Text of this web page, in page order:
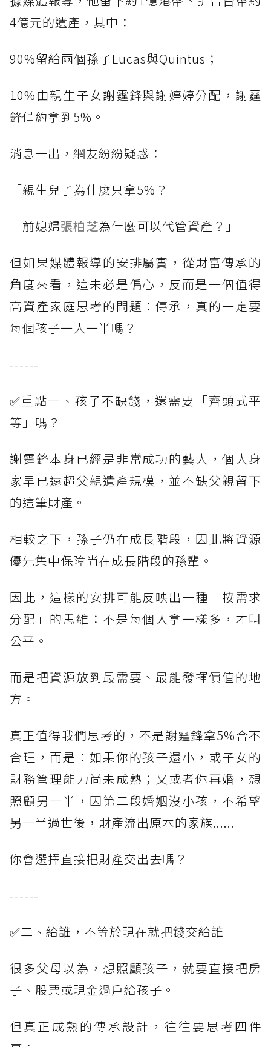
4億元的遺產，其中：
90%留給兩個孫子Lucas與Quintus；
10%由親生子女謝霆鋒與謝婷婷分配，謝霆
鋒僅約拿到5%。
消息一出，網友紛紛疑惑：
「親生兒子為什麼只拿5%？」
「前媳婦張柏芝為什麼可以代管資產？」
但如果媒體報導的安排屬實，從財富傳承的
角度來看，這未必是偏心，反而是一個值得
高資產家庭思考的問題：傳承，真的一定要
每個孩子一人一半嗎？
------
✅重點一、孩子不缺錢，還需要「齊頭式平
等」嗎？
謝霆鋒本身已經是非常成功的藝人，個人身
家早已遠超父親遺產規模，並不缺父親留下
的這筆財產。
相較之下，孫子仍在成長階段，因此將資源
優先集中保障尚在成長階段的孫輩。
因此，這樣的安排可能反映出一種「按需求
分配」的思維：不是每個人拿一樣多，才叫
公平。
而是把資源放到最需要、最能發揮價值的地
方。
真正值得我們思考的，不是謝霆鋒拿5%合不
合理，而是：如果你的孩子還小，或子女的
財務管理能力尚未成熟；又或者你再婚，想
照顧另一半，因第二段婚姻沒小孩，不希望
另一半過世後，財產流出原本的家族......
你會選擇直接把財產交出去嗎？
------
✅二、給誰，不等於現在就把錢交給誰
很多父母以為，想照顧孩子，就要直接把房
子、股票或現金過戶給孩子。
但真正成熟的傳承設計，往往要思考四件